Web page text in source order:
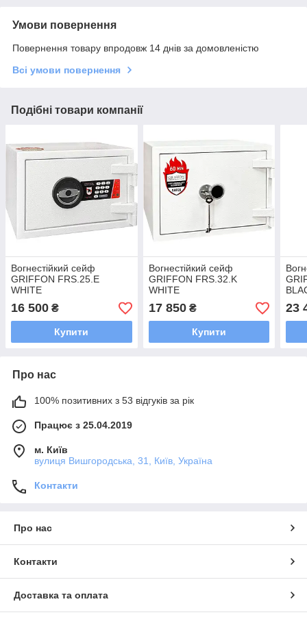
Умови повернення
Повернення товару впродовж 14 днів за домовленістю
Всі умови повернення
Подібні товари компанії
Вогнестійкий сейф
GRIFFON FRS.25.E
WHITE
16 500 ₴
Купити
Вогнестійкий сейф
GRIFFON FRS.32.K
WHITE
17 850₴
Купити
23
Про нас
100% позитивних з 53 відгуків за рік
Працює з 25.04.2019
м. Київ
вулиця Вишгородська, 31, Київ, Україна
Контакти
Про нас
Контакти
Доставка та оплата